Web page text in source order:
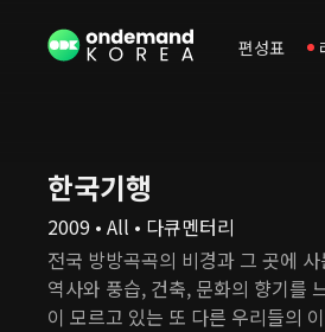
편성표
한국기행
2009 • All • 다큐멘터리
전국 방방곡곡의 비경과 그 곳에
역사와 풍습, 건축, 문화의 향기를
이 모르고 있는 또 다른 우리들의